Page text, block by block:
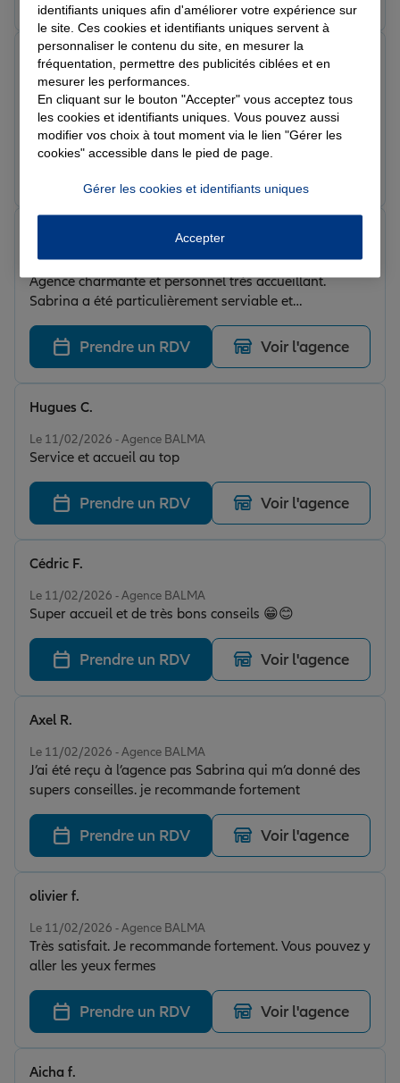
Note de 5 sur 5
Le 11/02/2026 - Agence BALMA
une équipe très professionnelle, chaleureuse sachant
répondre aux demandes diverses avec réactivité, un
accompagnement personnalisé. je recommande
RBCOM T.
Le 11/02/2026 - Agence BALMA
Agence charmante et personnel très accueillant.
Sabrina a été particulièrement serviable et
compétente. Je recommande vivement !
Prendre un RDV Voir l'agence
Le 11/02/2026 - Agence BALMA
Service et accueil au top
Hugues C.
Prendre un RDV Voir l'agence
Le 11/02/2026 - Agence BALMA
Super accueil et de très bons conseils 😁😊
Cédric F.
Prendre un RDV Voir l'agence
Le 11/02/2026 - Agence BALMA
J’ai été reçu à l’agence pas Sabrina qui m’a donné des
supers conseilles. je recommande fortement
Axel R.
Prendre un RDV Voir l'agence
Le 11/02/2026 - Agence BALMA
Très satisfait. Je recommande fortement. Vous pouvez y
aller les yeux fermes
olivier f.
Prendre un RDV Voir l'agence
Aicha f.
identifiants uniques afin d'améliorer votre expérience sur
le site. Ces cookies et identifiants uniques servent à
personnaliser le contenu du site, en mesurer la
fréquentation, permettre des publicités ciblées et en
mesurer les performances.
En cliquant sur le bouton "Accepter" vous acceptez tous
les cookies et identifiants uniques. Vous pouvez aussi
modifier vos choix à tout moment via le lien "Gérer les
cookies" accessible dans le pied de page.
Gérer les cookies et identifiants uniques
Accepter